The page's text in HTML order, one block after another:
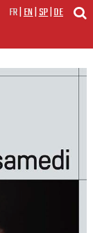
FR|EN|SP|DE